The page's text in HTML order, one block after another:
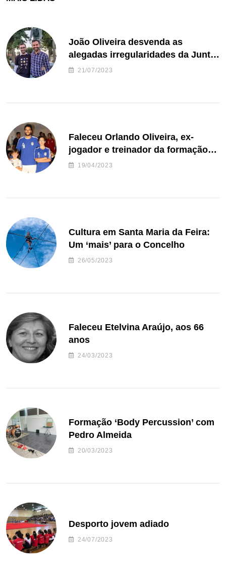
João Oliveira desvenda as
alegadas irregularidades da Junta
de Freguesia S. João de Ver
21/07/2023
Faleceu Orlando Oliveira, ex-
jogador e treinador da formação
de andebol do Feirense
19/04/2023
Cultura em Santa Maria da Feira:
Um ‘mais’ para o Concelho
26/05/2023
Faleceu Etelvina Araújo, aos 66
anos
24/03/2023
Formação ‘Body Percussion’ com
Pedro Almeida
20/03/2023
Desporto jovem adiado
24/07/2023